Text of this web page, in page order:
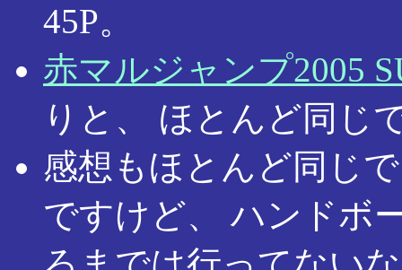
45P。
赤マルジャンプ2005
りと、 ほとんど同じ
感想もほとんど同じ
ですけど、 ハンドボ